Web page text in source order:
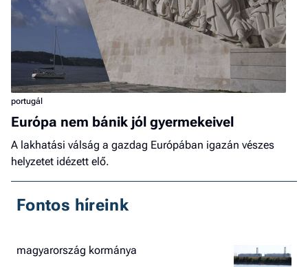
portugál
Európa nem bánik jól gyermekeivel
A lakhatási válság a gazdag Európában igazán vészes
helyzetet idézett elő.
Fontos híreink
magyarország kormánya